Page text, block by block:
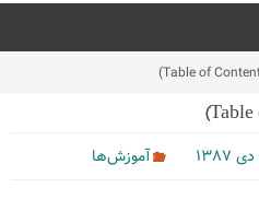
آموزش‌ها